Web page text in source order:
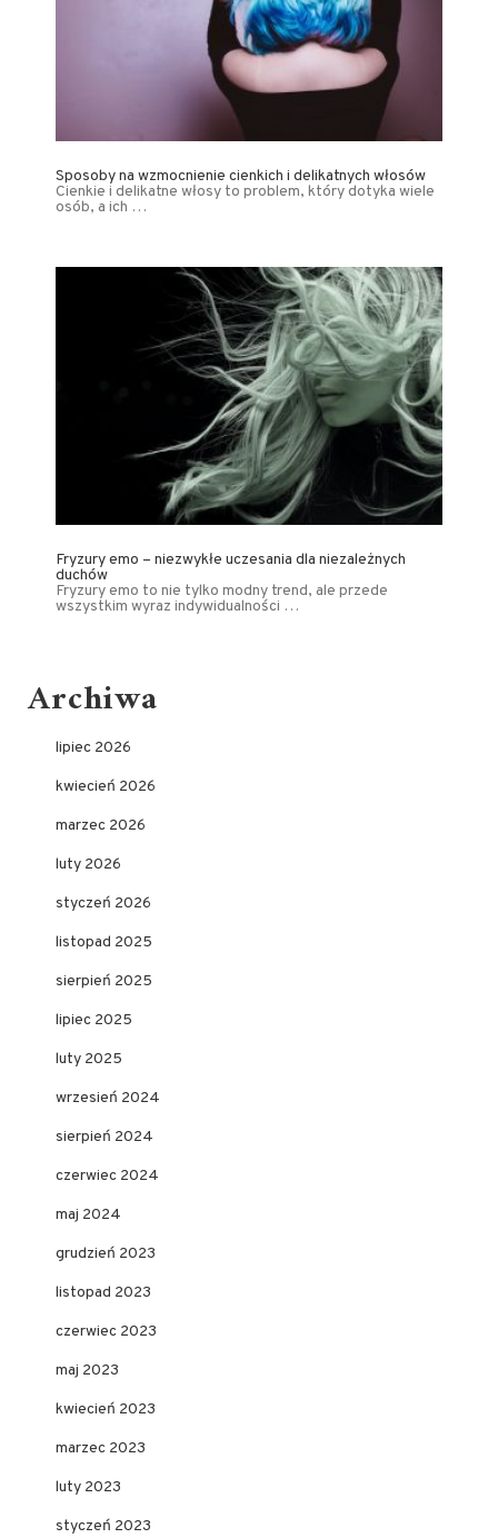
Sposoby na wzmocnienie cienkich i delikatnych włosów
Cienkie i delikatne włosy to problem, który dotyka wiele
osób, a ich …
Fryzury emo – niezwykłe uczesania dla niezależnych
duchów
Fryzury emo to nie tylko modny trend, ale przede
wszystkim wyraz indywidualności …
Archiwa
lipiec 2026
kwiecień 2026
marzec 2026
luty 2026
styczeń 2026
listopad 2025
sierpień 2025
lipiec 2025
luty 2025
wrzesień 2024
sierpień 2024
czerwiec 2024
maj 2024
grudzień 2023
listopad 2023
czerwiec 2023
maj 2023
kwiecień 2023
marzec 2023
luty 2023
styczeń 2023